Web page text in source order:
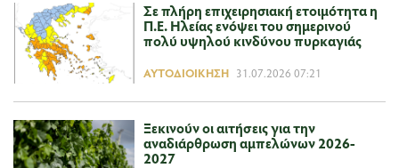
Σε πλήρη επιχειρησιακή ετοιμότητα η
Π.Ε. Ηλείας ενόψει του σημερινού
πολύ υψηλού κινδύνου πυρκαγιάς
ΑΥΤΟΔΙΟΊΚΗΣΗ 31.07.2026 07:21
Ξεκινούν οι αιτήσεις για την
αναδιάρθρωση αμπελώνων 2026-
2027